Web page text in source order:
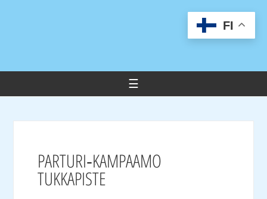
PARTURI‑KAMPAAMO
TUKKAPISTE
FI